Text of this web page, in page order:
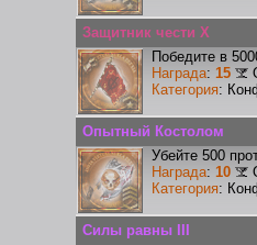
Защитник чести X
Победите в
Награда: 15
Категория:
Опытный Костолом
Убейте 500
Награда: 10
Категория:
Силы равны III